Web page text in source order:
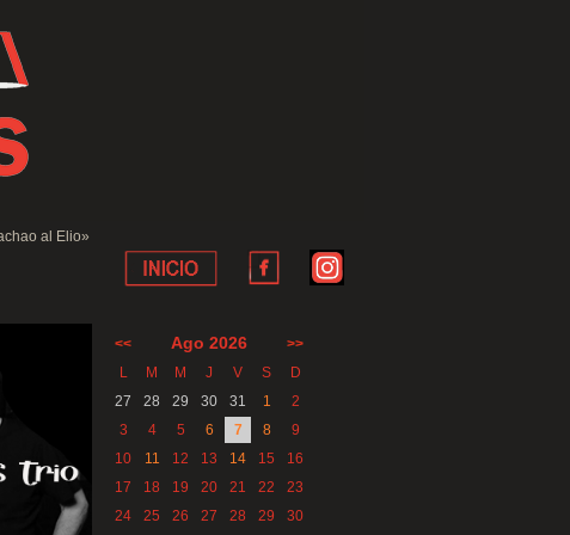
al Elio»
<< Ago 2026
>>
L
M M J V S
D
27
28 29 30 31 1
2
3
4 5 6 7 8
9
10
11 12 13 14 15
16
17
18 19 20 21 22
23
24
25 26 27 28 29
30